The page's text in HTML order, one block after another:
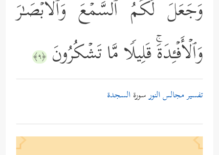
وَجَعَلَ لَكُمُ ٱلسَّمۡعَ وَٱلۡأَبۡصَـٰرَ
وَٱلۡأَفۡـِٔدَةَۚ قَلِیلࣰا مَّا تَشۡكُرُونَ ﴿٩﴾
تفسير مجالس النورسورة السجدة